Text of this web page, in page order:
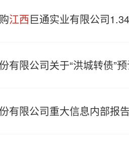
江西巨通实业有限公司
有限公司关于“洪城转债”
有限公司重大信息内部报